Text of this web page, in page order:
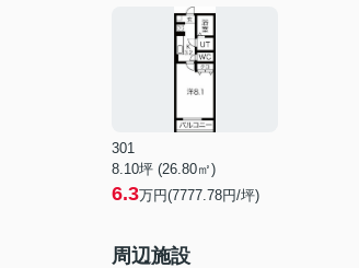
301
8.10坪 (26.80㎡)
6.3万円(7777.78円/坪)
周辺施設